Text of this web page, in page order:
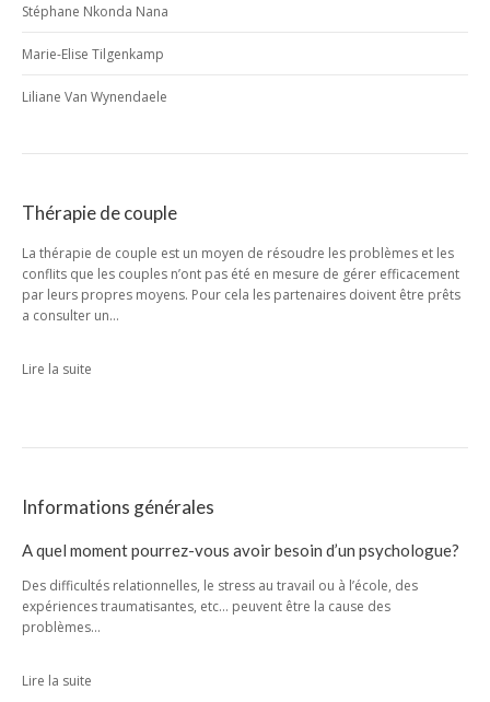
Stéphane Nkonda Nana
Marie-Elise Tilgenkamp
Liliane Van Wynendaele
Thérapie de couple
La thérapie de couple est un moyen de résoudre les problèmes et les
conflits que les couples n’ont pas été en mesure de gérer efficacement
par leurs propres moyens. Pour cela les partenaires doivent être prêts
a consulter un…
Lire la suite
Informations générales
A quel moment pourrez-vous avoir besoin d’un psychologue?
Des difficultés relationnelles, le stress au travail ou à l’école, des
expériences traumatisantes, etc… peuvent être la cause des
problèmes…
Lire la suite